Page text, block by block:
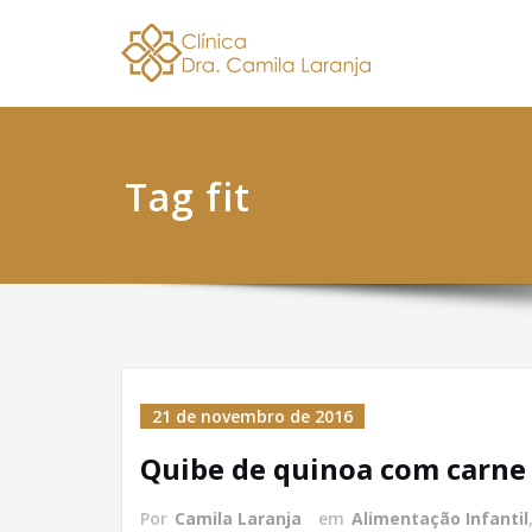
Tag fit
21 de novembro de 2016
Quibe de quinoa com carne
Por Camila Laranja em Alimentação Infantil,